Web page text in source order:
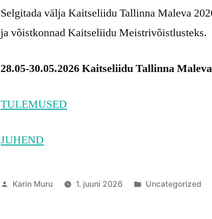
Selgitada välja Kaitseliidu Tallinna Maleva
ja võistkonnad Kaitseliidu Meistrivõistlusteks.
28.05-30.05.2026 Kaitseliidu Tallinna
TULEMUSED
JUHEND
Posted
Karin Muru 1. juuni 2026
Posted
Uncategorized